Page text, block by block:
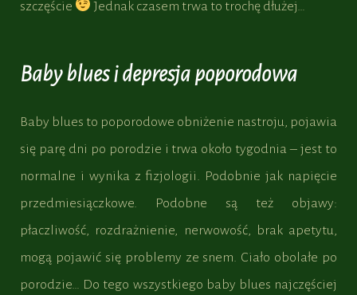
szczęście
Jednak czasem trwa to trochę dłużej…
Baby blues i depresja poporodowa
Baby blues to poporodowe obniżenie nastroju, pojawia
się parę dni po porodzie i trwa około tygodnia – jest to
normalne i wynika z fizjologii. Podobnie jak napięcie
przedmiesiączkowe. Podobne są też objawy:
płaczliwość, rozdrażnienie, nerwowość, brak apetytu,
mogą pojawić się problemy ze snem. Ciało obolałe po
porodzie… Do tego wszystkiego baby blues najczęściej